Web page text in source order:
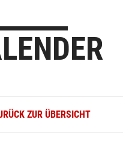
ZUR ÜBERSICHT